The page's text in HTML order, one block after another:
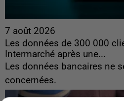
7 août 2026
Les données de 300 000
Intermarché après une...
Les données bancaires ne
concernées.